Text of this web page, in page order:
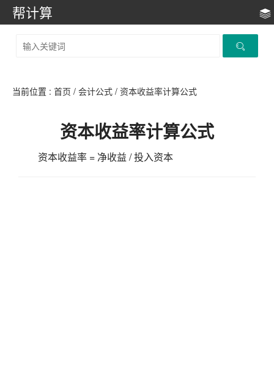
帮计算
当前位置 : 首页 / 会计公式 / 资本收益率计算公式
资本收益率计算公式
资本收益率 = 净收益 / 投入资本